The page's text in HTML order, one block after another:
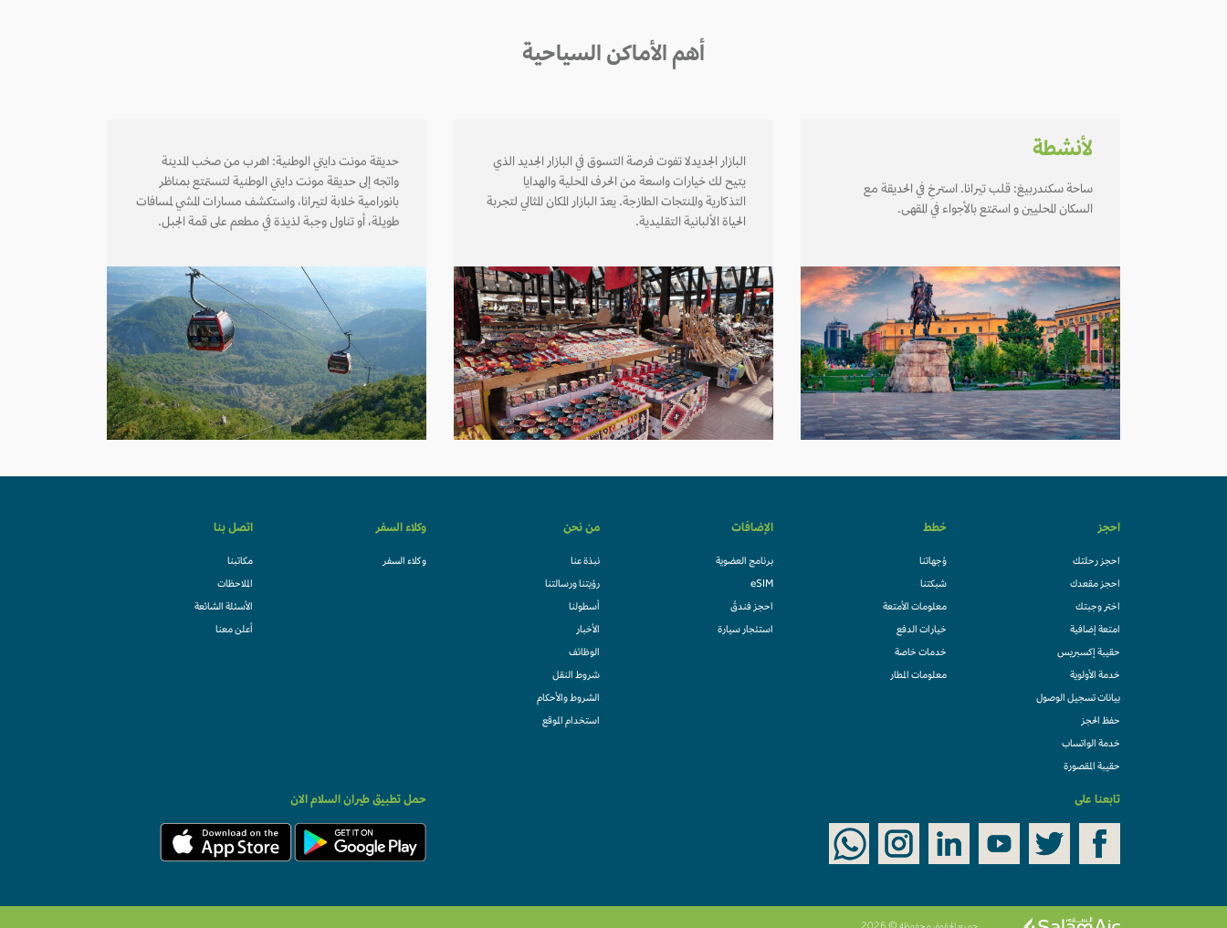
أهم الأماكن السياحية
لأنشطة
ساحة سكندربيغ: قلب تيرانا. استرخِ في الحديقة مع
السكان المحليين و استمتع بالأجواء في المقهى.
البازار الجديدلا تفوت فرصة التسوق في البازار الجديد الذي
يتيح لك خيارات واسعة من الحرف المحلية والهدايا
التذكارية والمنتجات الطازجة. يعدّ البازار المكان المثالي لتجربة
الحياة الألبانية التقليدية.
حديقة مونت دايتي الوطنية: اهرب من صخب المدينة
واتجه إلى حديقة مونت دايتي الوطنية لتستمتع بمناظر
بانورامية خلابة لتيرانا، واستكشف مسارات المشي لمسافات
طويلة، أو تناول وجبة لذيذة في مطعم على قمة الجبل.
احجز
احجز رحلتك
احجز مقعدك
اختر وجبتك
امتعة إضافية
حقيبة إكسبريس
خدمة الأولوية
بيانات تسجيل الوصول
حفظ الحجز
خدمة الواتساب
حقيبة المقصورة
خطط
وُجهاتنا
شبكتنا
معلومات الأمتعة
خيارات الدفع
خدمات خاصة
معلومات المطار
الإضافات
برنامج العضوية
eSIM
احجز فندقً
استئجار سيارة
من نحن
نبذة عنا
رؤيتنا ورسالتنا
أسطولنا
الأخبار
الوظائف
شروط النقل
الشروط والأحكام
استخدام الموقع
وكلاء السفر
وكلاء السفر
اتصل بنا
مكاتبنا
الملاحظات
الأسئلة الشائعة
أعلن معنا
تابعنا على حمل تطبيق طيران السلام الان